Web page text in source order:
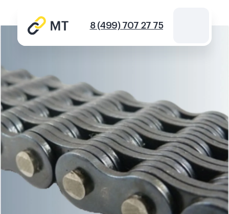
8 (499) 707 27 75
Звездочки
Контакты
8 (499) 707 27 75
info@mt-chains.ru
Каталог цепей